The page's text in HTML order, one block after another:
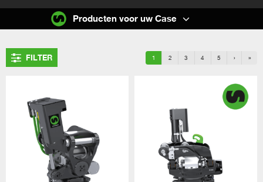
FILTER 1 2 3 4 5 › »
Producten voor uw Case